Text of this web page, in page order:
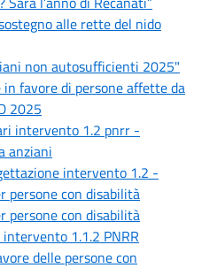
alle rette del nido
non autosufficienti 2025"
favore di persone affette da
2025
intervento 1.2 pnrr -
anziani
intervento 1.2 -
persone con disabilità
persone con disabilità
1.1.2 PNRR
delle persone con